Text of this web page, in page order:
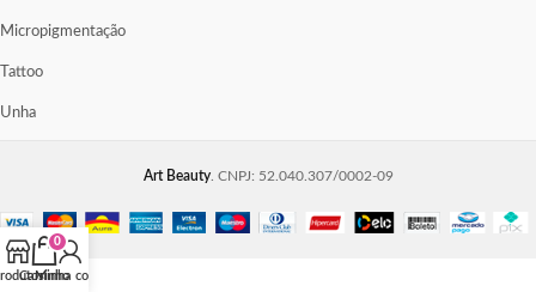
Micropigmentação
Tattoo
Unha
Art Beauty. CNPJ: 52.040.307/0002-09
0
Carrinho
Minha conta